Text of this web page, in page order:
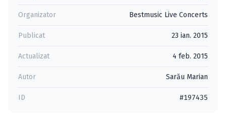
Organizator Bestmusic Live Concerts
Publicat 23 ian. 2015
Actualizat 4 feb. 2015
Autor Sarău Marian
ID #197435